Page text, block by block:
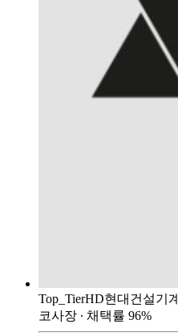
Top_TierHD현대건설기계
코사장 ∙ 채택률 96%